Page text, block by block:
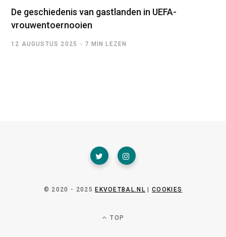
De geschiedenis van gastlanden in UEFA-
vrouwentoernooien
12 AUGUSTUS 2025 7 MIN LEZEN
© 2020 - 2025EKVOETBAL.NL |COOKIES
TOP